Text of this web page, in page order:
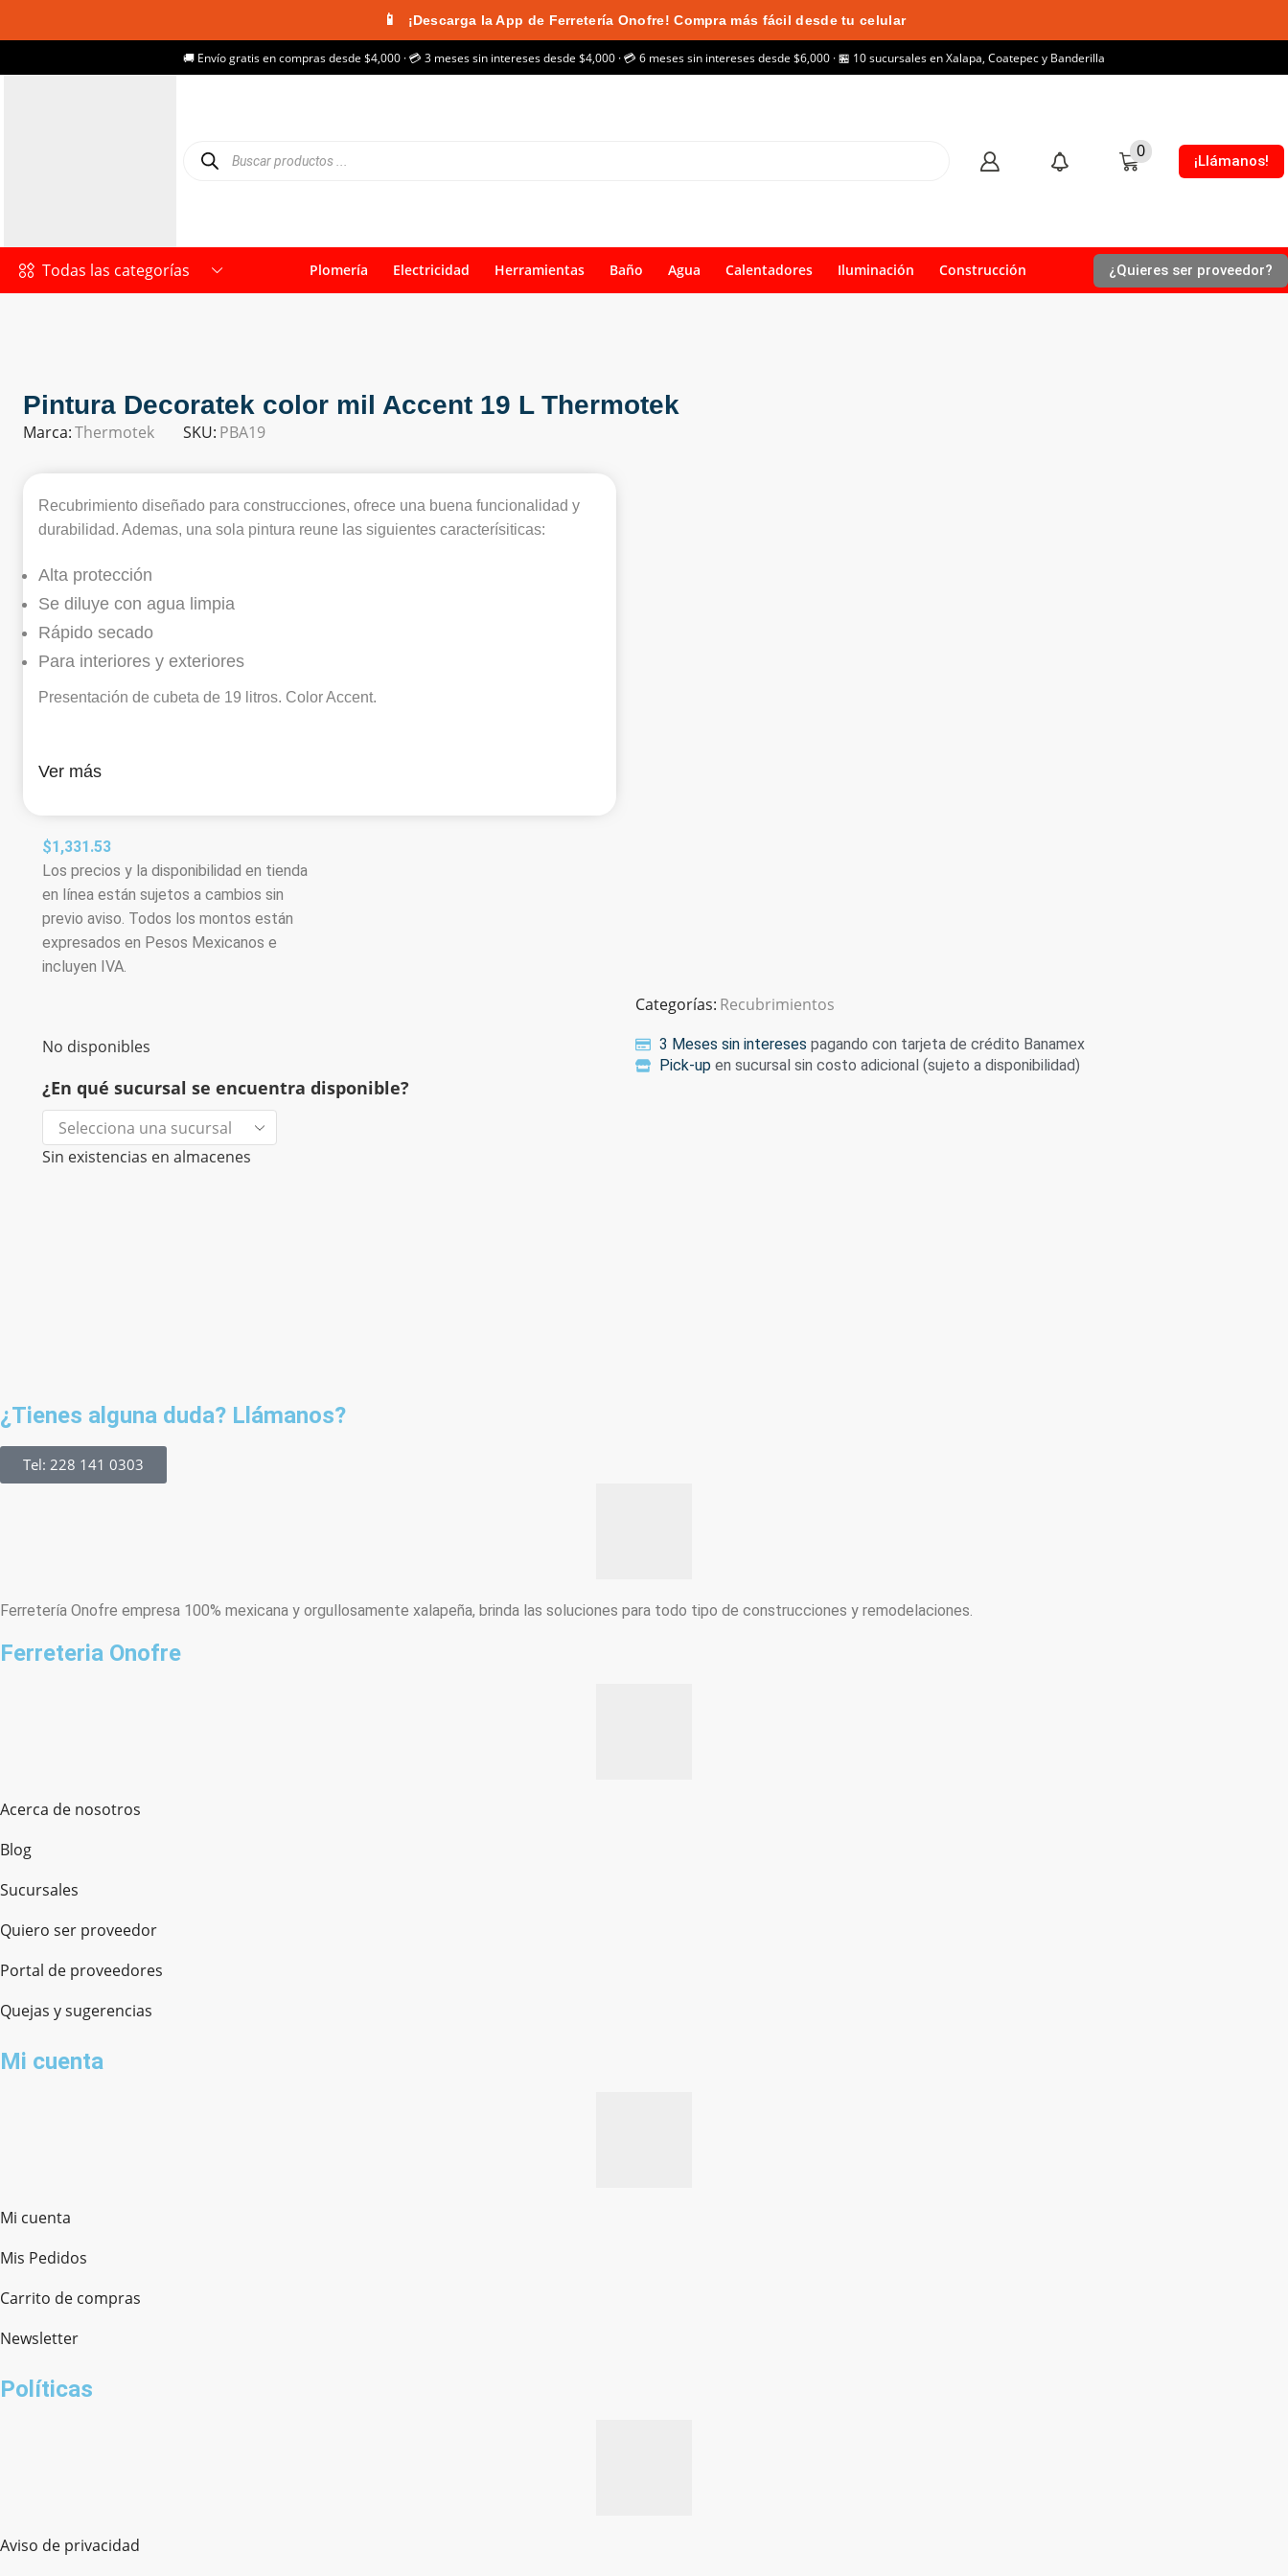
📱 ¡Descarga la App de Ferretería Onofre! Compra más fácil desde tu celular
🚚 Envío gratis en compras desde $4,000 · 💳 3 meses sin intereses desde $4,000 · 💳 6 meses sin intereses desde $6,000 · 🏪 10 sucursales en Xalapa, Coatepec y Banderilla
0 ¡Llámanos!
Todas las categorías Plomería Electricidad Herramientas Baño Agua Calentadores Iluminación Construcción ¿Quieres ser proveedor?
Pintura Decoratek color mil Accent 19 L Thermotek
Marca:Thermotek SKU: PBA19
Recubrimiento diseñado para construcciones, ofrece una buena funcionalidad y
durabilidad. Ademas, una sola pintura reune las siguientes caracterísiticas:
Alta protección
Se diluye con agua limpia
Rápido secado
Para interiores y exteriores
Presentación de cubeta de 19 litros. Color Accent.
Ver más
$1,331.53
Los precios y la disponibilidad en tienda
en línea están sujetos a cambios sin
previo aviso. Todos los montos están
expresados en Pesos Mexicanos e
incluyen IVA.
No disponibles
¿En qué sucursal se encuentra disponible?
Sin existencias en almacenes
Categorías: Recubrimientos
3 Meses sin intereses pagando con tarjeta de crédito Banamex
Pick-upen sucursal sin costo adicional (sujeto a disponibilidad)
¿Tienes alguna duda? Llámanos?
Tel: 228 141 0303
Ferretería Onofre empresa 100% mexicana y orgullosamente xalapeña, brinda las soluciones para todo tipo de construcciones y remodelaciones.
Ferreteria Onofre
Acerca de nosotros
Blog
Sucursales
Quiero ser proveedor
Portal de proveedores
Quejas y sugerencias
Mi cuenta
Mi cuenta
Mis Pedidos
Carrito de compras
Newsletter
Políticas
Aviso de privacidad